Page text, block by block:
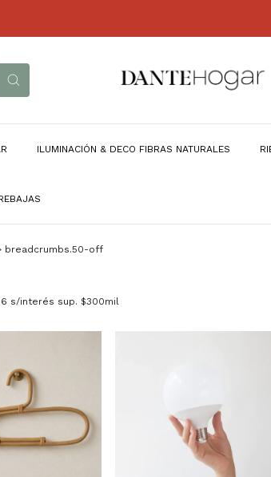
ILUMINACIÓN & DECO FIBRAS NATURALES
breadcrumbs.50-off
s/interés sup. $300mil